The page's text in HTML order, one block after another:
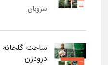
سروبان
ساخت گلخانه
درودزن